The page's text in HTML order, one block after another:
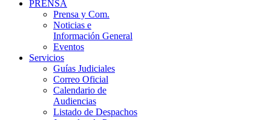
PRENSA
Prensa y Com.
Noticias e
Información General
Eventos
Servicios
Guías Judiciales
Correo Oficial
Calendario de
Audiencias
Listado de Despachos